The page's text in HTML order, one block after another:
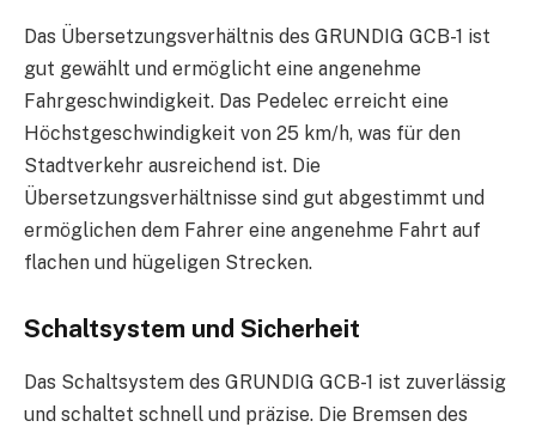
Das Übersetzungsverhältnis des GRUNDIG GCB-1 ist
gut gewählt und ermöglicht eine angenehme
Fahrgeschwindigkeit. Das Pedelec erreicht eine
Höchstgeschwindigkeit von 25 km/h, was für den
Stadtverkehr ausreichend ist. Die
Übersetzungsverhältnisse sind gut abgestimmt und
ermöglichen dem Fahrer eine angenehme Fahrt auf
flachen und hügeligen Strecken.
Schaltsystem und Sicherheit
Das Schaltsystem des GRUNDIG GCB-1 ist zuverlässig
und schaltet schnell und präzise. Die Bremsen des